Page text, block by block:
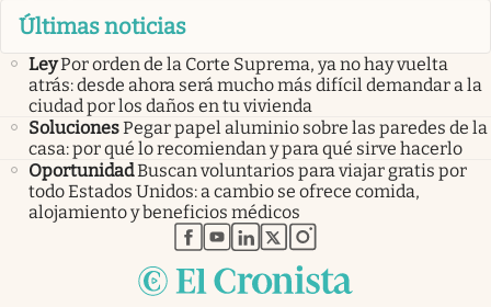
Últimas noticias
LeyPor orden de la Corte Suprema, ya no hay vuelta
atrás: desde ahora será mucho más difícil demandar a la
ciudad por los daños en tu vivienda
SolucionesPegar papel aluminio sobre las paredes de la
casa: por qué lo recomiendan y para qué sirve hacerlo
OportunidadBuscan voluntarios para viajar gratis por
todo Estados Unidos: a cambio se ofrece comida,
alojamiento y beneficios médicos
abre en nueva pestaña
abre en nueva pestaña
abre en nueva pestaña
abre en nueva pestaña
abre en nueva pestaña